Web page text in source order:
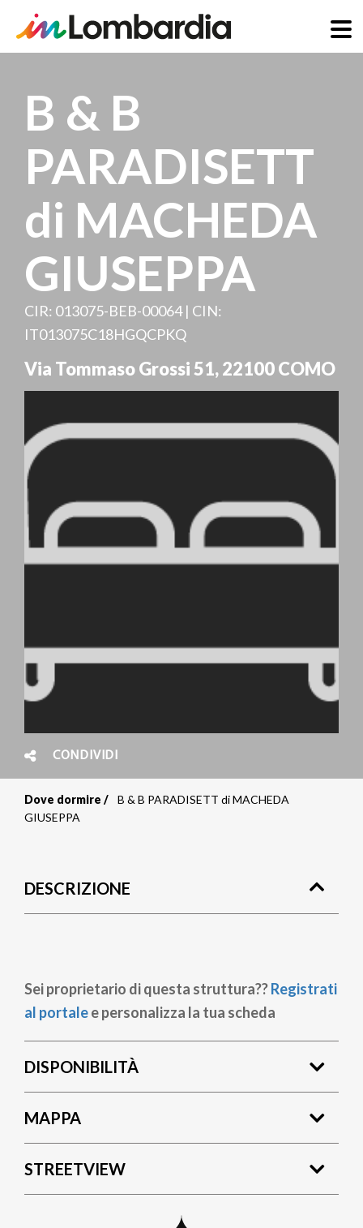
contenuto
principale
B & B
PARADISETT
di MACHEDA
GIUSEPPA
CIR: 013075-BEB-00064 | CIN:
IT013075C18HGQCPKQ
Via Tommaso Grossi 51,22100COMO
CONDIVIDI
Briciole
pane
Dove dormire
B & B PARADISETT di MACHEDA
GIUSEPPA
DESCRIZIONE
Sei proprietario di questa struttura??Registrati
al portalee personalizza la tua scheda
DISPONIBILITÀ
MAPPA
STREETVIEW